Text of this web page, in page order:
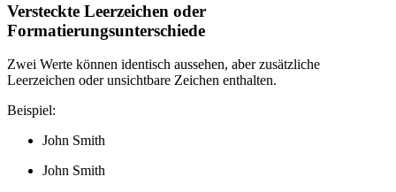
Versteckte Leerzeichen oder
Formatierungsunterschiede
Zwei Werte können identisch aussehen, aber zusätzliche
Leerzeichen oder unsichtbare Zeichen enthalten.
Beispiel:
John Smith
John Smith